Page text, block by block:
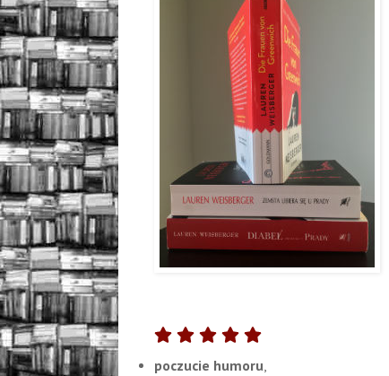
poczucie humoru